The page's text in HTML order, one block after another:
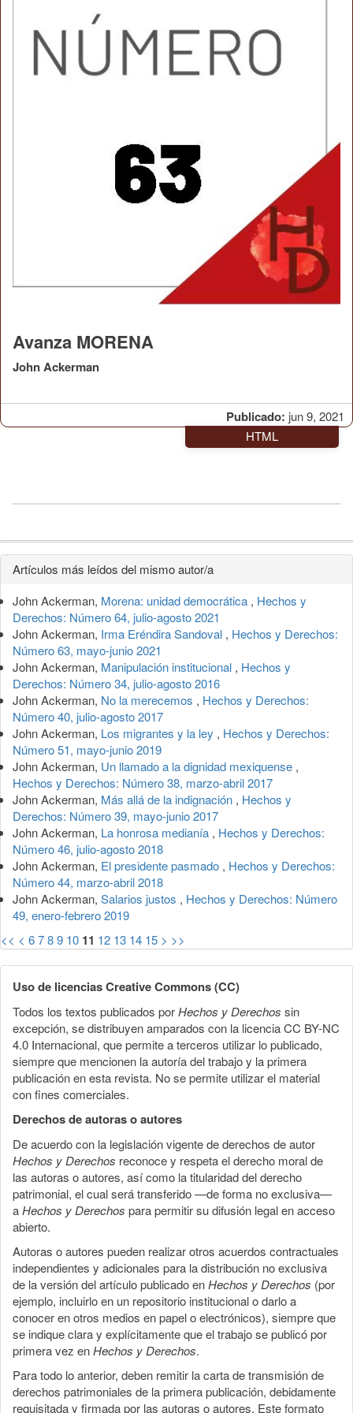
Publicado: jun 9, 2021
Avanza MORENA
John Ackerman
HTML
Detalles
del
artículo
Artículos más leídos del mismo autor/a
John Ackerman, Morena: unidad democrática , Hechos y
Derechos: Número 64, julio-agosto 2021
John Ackerman, Irma Eréndira Sandoval , Hechos y Derechos:
Número 63, mayo-junio 2021
John Ackerman, Manipulación institucional , Hechos y
Derechos: Número 34, julio-agosto 2016
John Ackerman, No la merecemos , Hechos y Derechos:
Número 40, julio-agosto 2017
John Ackerman, Los migrantes y la ley , Hechos y Derechos:
Número 51, mayo-junio 2019
John Ackerman, Un llamado a la dignidad mexiquense ,
Hechos y Derechos: Número 38, marzo-abril 2017
John Ackerman, Más allá de la indignación , Hechos y
Derechos: Número 39, mayo-junio 2017
John Ackerman, La honrosa medianía , Hechos y Derechos:
Número 46, julio-agosto 2018
John Ackerman, El presidente pasmado , Hechos y Derechos:
Número 44, marzo-abril 2018
John Ackerman, Salarios justos , Hechos y Derechos: Número
49, enero-febrero 2019
<< < 6789 10 11 12 13 14 15 > >>
Uso de licencias Creative Commons (CC)
Todos los textos publicados porHechos y Derechos sin
excepción, se distribuyen amparados con la licencia CC BY-NC
4.0 Internacional, que permite a terceros utilizar lo publicado,
siempre que mencionen la autoría del trabajo y la primera
publicación en esta revista. No se permite utilizar el material
con fines comerciales.
Derechos de autoras o autores
De acuerdo con la legislación vigente de derechos de autor
Hechos y Derechos reconoce y respeta el derecho moral de
las autoras o autores, así como la titularidad del derecho
patrimonial, el cual será transferido —de forma no exclusiva—
aHechos y Derechos para permitir su difusión legal en acceso
abierto.
Autoras o autores pueden realizar otros acuerdos contractuales
independientes y adicionales para la distribución no exclusiva
de la versión del artículo publicado enHechos y Derechos (por
ejemplo, incluirlo en un repositorio institucional o darlo a
conocer en otros medios en papel o electrónicos), siempre que
se indique clara y explícitamente que el trabajo se publicó por
primera vez enHechos y Derechos.
Para todo lo anterior, deben remitir la carta de transmisión de
derechos patrimoniales de la primera publicación, debidamente
requisitada y firmada por las autoras o autores. Este formato